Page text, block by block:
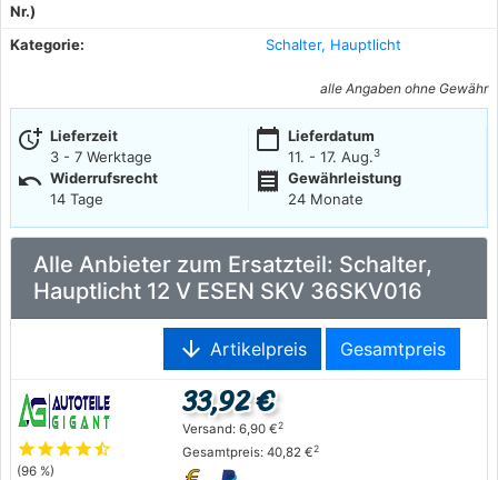
Nr.)
Kategorie:
Schalter, Hauptlicht
alle Angaben ohne Gewähr
more_time Lieferzeit
3 - 7 Werktage
calendar_today Lieferdatum
11. - 17. Aug.3
undo Widerrufsrecht
14 Tage
receipt
Gewährleistung
24 Monate
Alle Anbieter zum Ersatzteil: Schalter,
Hauptlicht 12 V ESEN SKV 36SKV016
arrow_downward Artikelpreis Gesamtpreis
starstarstarstarstar_half
(96 %)
33,92 €
Versand: 6,90 €2
Gesamtpreis: 40,82 €2